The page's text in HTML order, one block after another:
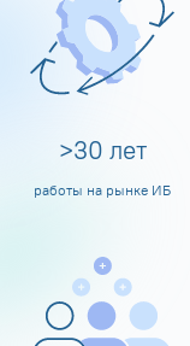
>30 лет
работы на рынке ИБ